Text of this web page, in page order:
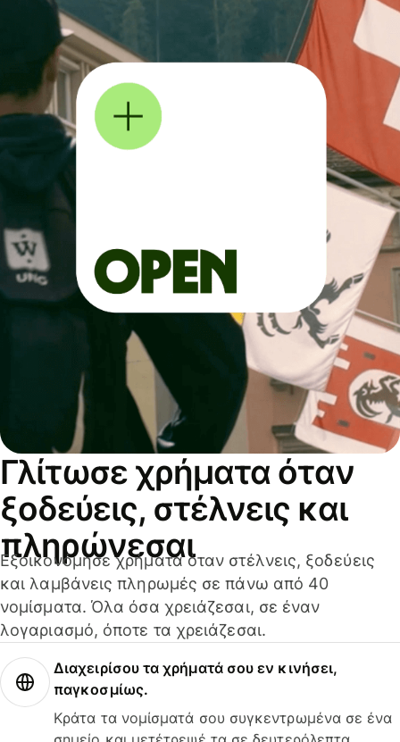
Γλίτωσε χρήματα όταν
ξοδεύεις, στέλνεις και
πληρώνεσαι
Εξοικονόμησε χρήματα όταν στέλνεις, ξοδεύεις
και λαμβάνεις πληρωμές σε πάνω από 40
νομίσματα. Όλα όσα χρειάζεσαι, σε έναν
λογαριασμό, όποτε τα χρειάζεσαι.
Διαχειρίσου τα χρήματά σου εν κινήσει,
παγκοσμίως.
Κράτα τα νομίσματά σου συγκεντρωμένα σε ένα